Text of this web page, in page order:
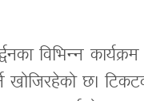
विभिन्न कार्यक्रम
खोजिरहेको छ।